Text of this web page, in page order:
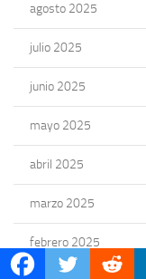
agosto 2025
julio 2025
junio 2025
mayo 2025
abril 2025
marzo 2025
febrero 2025